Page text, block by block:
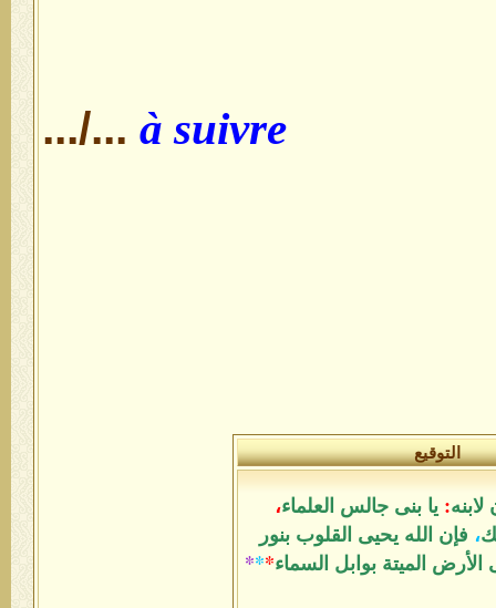
à suivre
.../...
التوقيع
: يا بنى جالس العلماء،
، فإن الله يحيى القلوب بنور
الميتة بوابل السماء*
*
*